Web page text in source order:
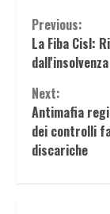
Continue
Reading
Previous:
La Fiba Cisl:
dall'insolvenza
Next:
Antimafia
dei controlli
discariche